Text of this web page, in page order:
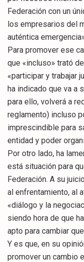
Federación con un
los empresarios del
auténtica
Para promover ese
que «incluso» trató
«participar y trabajar
ha indicado que va a
para ello, volverá a
reglamento) incluso
imprescindible para
entidad y poder
Por otro lado, ha
está situación para
Federación. A su
al enfrentamiento, al
«diálogo y la
siendo hora de que
apto para cambiar
Y es que, en su
promover un cambio